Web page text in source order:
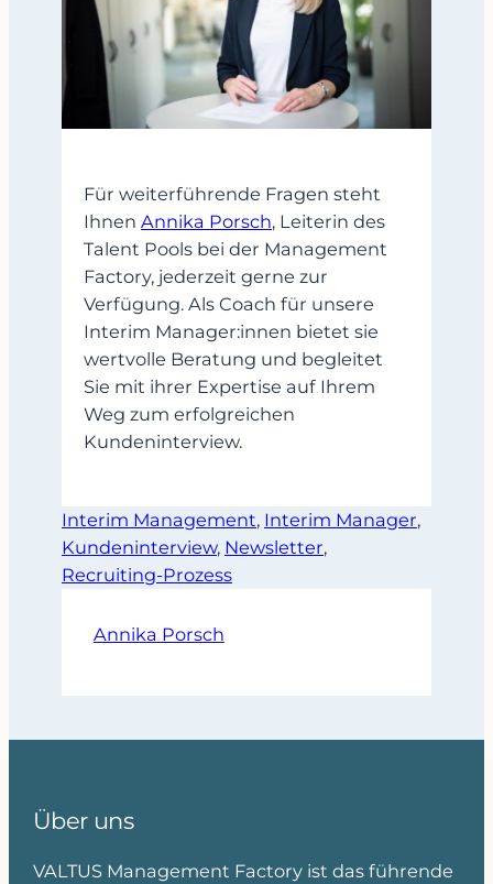
Für weiterführende Fragen steht
Ihnen Annika Porsch, Leiterin des
Talent Pools bei der Management
Factory, jederzeit gerne zur
Verfügung. Als Coach für unsere
Interim Manager:innen bietet sie
wertvolle Beratung und begleitet
Sie mit ihrer Expertise auf Ihrem
Weg zum erfolgreichen
Kundeninterview.
Interim Management, Interim Manager
Kundeninterview, Newsletter
Recruiting-Prozess
Annika Porsch
Über uns
VALTUS Management Factory ist das führende